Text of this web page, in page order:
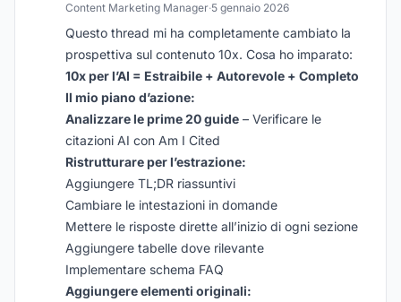
Content Marketing Manager·5 gennaio 2026
Questo thread mi ha completamente cambiato la
prospettiva sul contenuto 10x. Cosa ho imparato:
10x per l’AI = Estraibile + Autorevole + Completo
Il mio piano d’azione:
Analizzare le prime 20 guide – Verificare le
citazioni AI con Am I Cited
Ristrutturare per l’estrazione:
Aggiungere TL;DR riassuntivi
Cambiare le intestazioni in domande
Mettere le risposte dirette all’inizio di ogni sezione
Aggiungere tabelle dove rilevante
Implementare schema FAQ
Aggiungere elementi originali: